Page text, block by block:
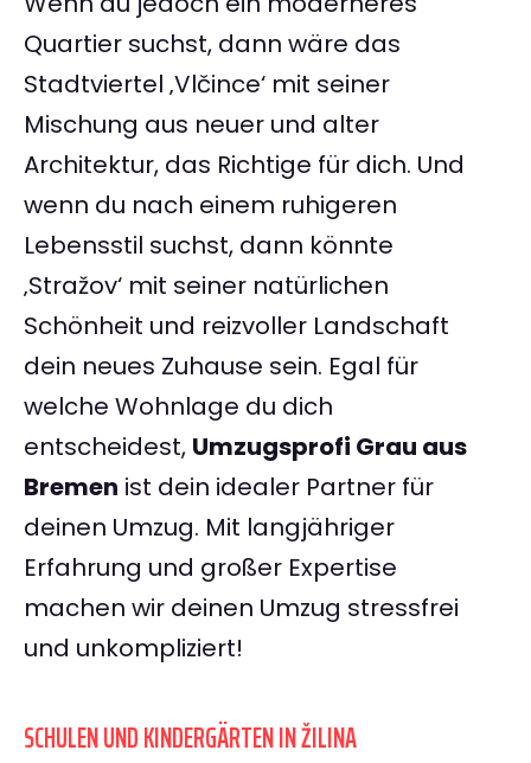
Quartier suchst, dann wäre das
Stadtviertel ‚Vlčince‘ mit seiner
Mischung aus neuer und alter
Architektur, das Richtige für dich. Und
wenn du nach einem ruhigeren
Lebensstil suchst, dann könnte
‚Stražov‘ mit seiner natürlichen
Schönheit und reizvoller Landschaft
dein neues Zuhause sein. Egal für
welche Wohnlage du dich
entscheidest, Umzugsprofi Grau aus
Bremen ist dein idealer Partner für
deinen Umzug. Mit langjähriger
Erfahrung und großer Expertise
machen wir deinen Umzug stressfrei
und unkompliziert!
SCHULEN UND KINDERGÄRTEN IN ŽILINA